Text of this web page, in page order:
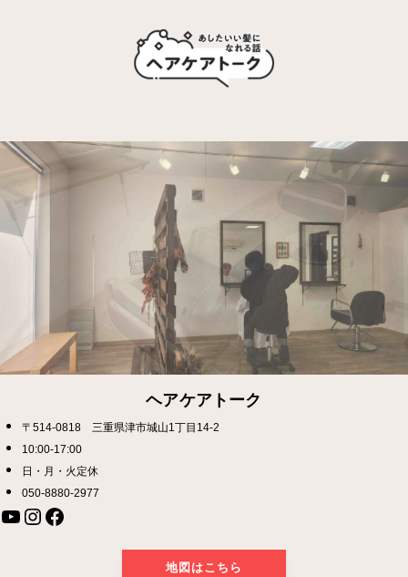
ヘアケアトーク
〒514-0818 三重県津市城山1丁目14-2
10:00-17:00
日・月・火定休
050-8880-2977
YouTube Instagram Facebook
地図はこちら